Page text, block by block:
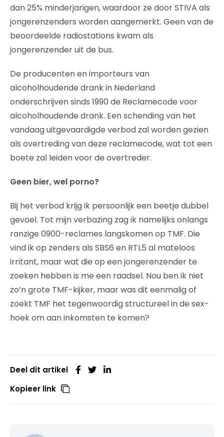
dan 25% minderjarigen, waardoor ze door STIVA als
jongerenzenders worden aangemerkt. Geen van de
beoordeelde radiostations kwam als
jongerenzender uit de bus.
De producenten en importeurs van
alcoholhoudende drank in Nederland
onderschrijven sinds 1990 de Reclamecode voor
alcoholhoudende drank. Een schending van het
vandaag uitgevaardigde verbod zal worden gezien
als overtreding van deze reclamecode, wat tot een
boete zal leiden voor de overtreder.
Geen bier, wel porno?
Bij het verbod krijg ik persoonlijk een beetje dubbel
gevoel. Tot mijn verbazing zag ik namelijks onlangs
ranzige 0900-reclames langskomen op TMF. Die
vind ik op zenders als SBS6 en RTL5 al mateloos
irritant, maar wat die op een jongerenzender te
zoeken hebben is me een raadsel. Nou ben ik niet
zo’n grote TMF-kijker, maar was dit eenmalig of
zoekt TMF het tegenwoordig structureel in de sex-
hoek om aan inkomsten te komen?
Deel dit artikel
Kopieer link